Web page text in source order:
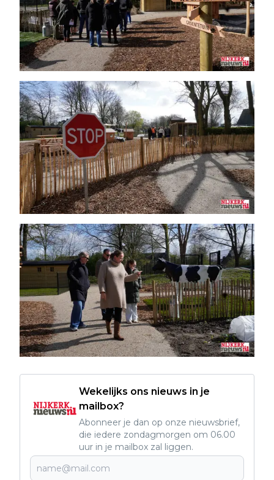
Wekelijks ons nieuws in je
mailbox?
Abonneer je dan op onze nieuwsbrief,
die iedere zondagmorgen om 06.00
uur in je mailbox zal liggen.